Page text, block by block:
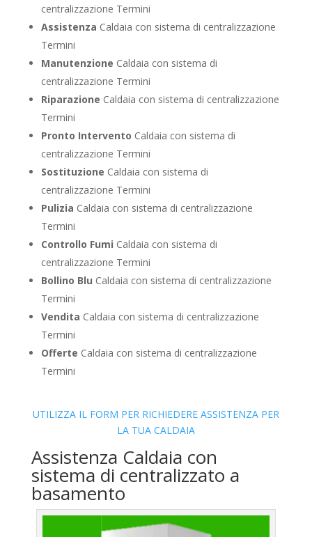
centralizzazione Termini
Assistenza Caldaia con sistema di centralizzazione
Termini
Manutenzione Caldaia con sistema di
centralizzazione Termini
Riparazione Caldaia con sistema di centralizzazione
Termini
Pronto Intervento Caldaia con sistema di
centralizzazione Termini
Sostituzione Caldaia con sistema di
centralizzazione Termini
Pulizia Caldaia con sistema di centralizzazione
Termini
Controllo Fumi Caldaia con sistema di
centralizzazione Termini
Bollino Blu Caldaia con sistema di centralizzazione
Termini
Vendita Caldaia con sistema di centralizzazione
Termini
Offerte Caldaia con sistema di centralizzazione
Termini
UTILIZZA IL FORM PER RICHIEDERE ASSISTENZA PER
LA TUA CALDAIA
Assistenza Caldaia con
sistema di centralizzato a
basamento